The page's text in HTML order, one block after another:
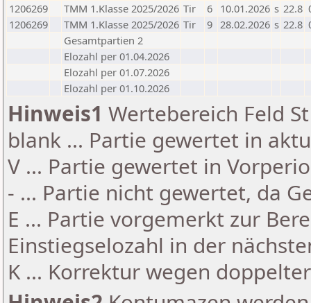
1206269
TMM 1.Klasse 2025/2026 Tir 6 10.01.2026 s 22.8
1206269
TMM 1.Klasse 2025/2026 Tir 9 28.02.2026 s 22.8
Gesamtpartien 2
Elozahl per 01.04.2026
Elozahl per 01.07.2026
Elozahl per 01.10.2026
Hinweis1 Wertebereich Feld
blank ... Partie gewertet in
V ... Partie gewertet in
- ... Partie nicht gewertet, da
E ... Partie vorgemerkt zur
Einstiegselozahl in der
K ... Korrektur wegen